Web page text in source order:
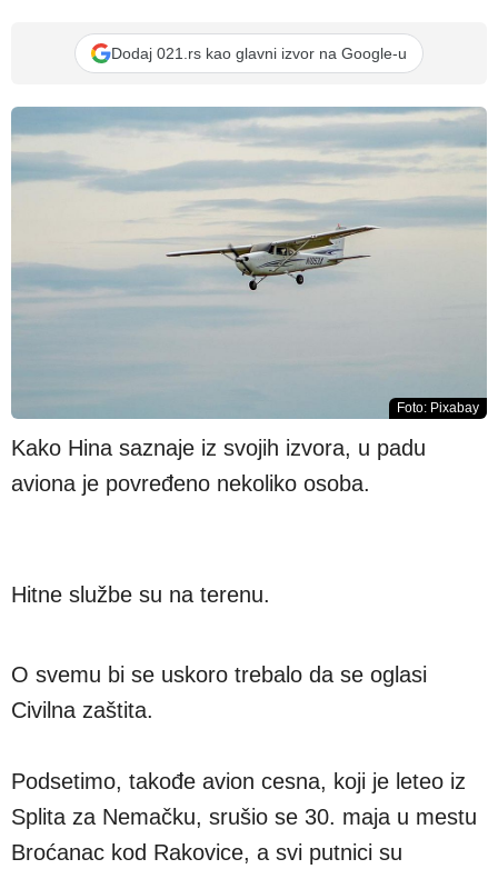
Dodaj 021.rs kao glavni izvor na Google-u
Foto: Pixabay
Kako Hina saznaje iz svojih izvora, u padu
aviona je povređeno nekoliko osoba.
Hitne službe su na terenu.
O svemu bi se uskoro trebalo da se oglasi
Civilna zaštita.
Podsetimo, takođe avion cesna, koji je leteo iz
Splita za Nemačku, srušio se 30. maja u mestu
Broćanac kod Rakovice, a svi putnici su